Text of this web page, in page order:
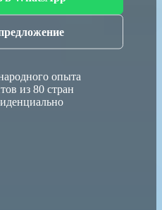
опыта
из 80 стран